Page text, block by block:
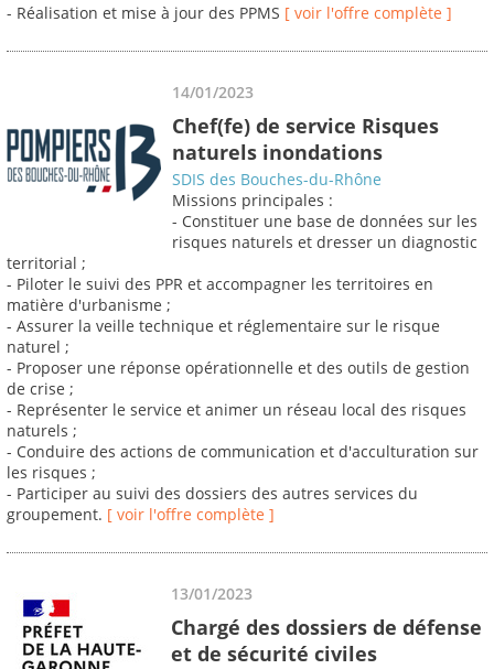
- Réalisation et mise à jour des PPMS [ voir l'offre complète ]
14/01/2023
Chef(fe) de service Risques
naturels inondations
SDIS des Bouches-du-Rhône
Missions principales :
- Constituer une base de données sur les
risques naturels et dresser un diagnostic
territorial ;
- Piloter le suivi des PPR et accompagner les territoires en
matière d'urbanisme ;
- Assurer la veille technique et réglementaire sur le risque
naturel ;
- Proposer une réponse opérationnelle et des outils de gestion
de crise ;
- Représenter le service et animer un réseau local des risques
naturels ;
- Conduire des actions de communication et d'acculturation sur
les risques ;
- Participer au suivi des dossiers des autres services du
groupement. [ voir l'offre complète ]
13/01/2023
Chargé des dossiers de défense
et de sécurité civiles